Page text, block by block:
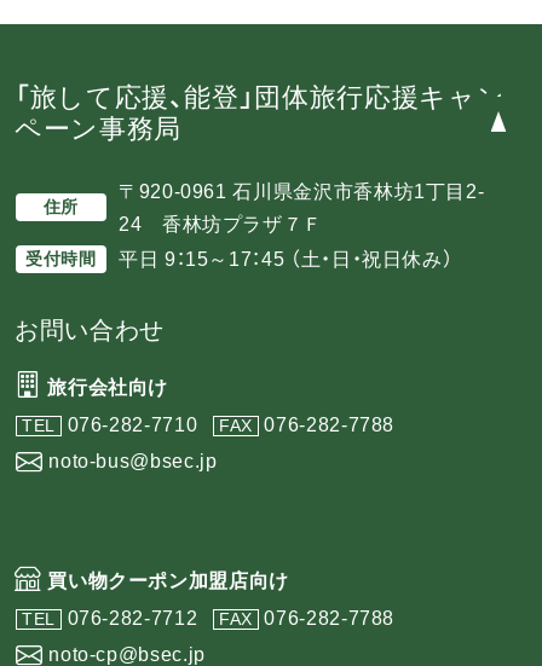
「旅して応援、能登」団体旅行応援キャン
ペーン事務局
住所
〒920-0961 石川県金沢市香林坊1丁目2-
24 香林坊プラザ７Ｆ
受付時間 平日 9：15～17：45 （土・日・祝日休み）
お問い合わせ
旅行会社向け
TEL 076-282-7710 FAX
076-282-7788
noto-bus@bsec.jp
買い物クーポン加盟店向け
TEL 076-282-7712 FAX
076-282-7788
noto-cp@bsec.jp